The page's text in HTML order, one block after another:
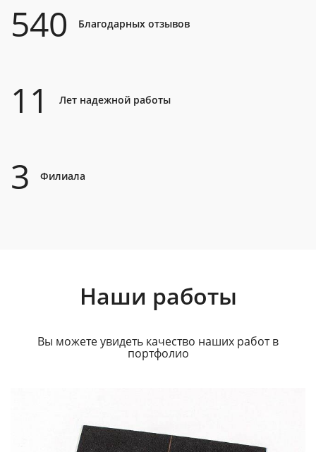
540 Благодарных отзывов
11 Лет надежной работы
3 Филиала
Наши работы
Вы можете увидеть качество наших работ в
портфолио